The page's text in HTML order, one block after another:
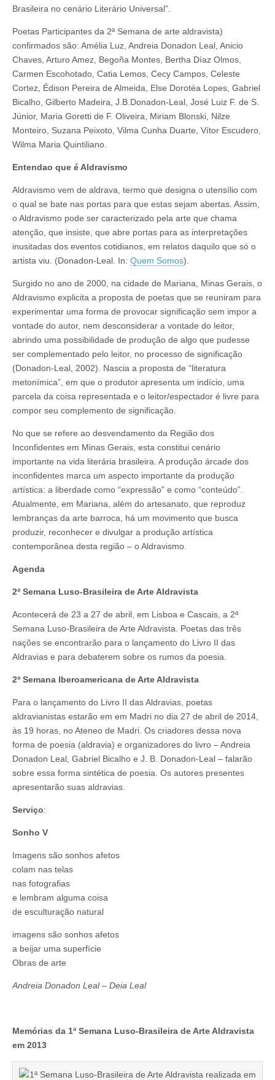
Brasileira no cenário Literário Universal”.
Poetas Participantes da 2ª Semana de arte aldravista)
confirmados são: Amélia Luz, Andreia Donadon Leal, Anicio
Chaves, Arturo Amez, Begoña Montes, Bertha Díaz Olmos,
Carmen Escohotado, Catia Lemos, Cecy Campos, Celeste
Cortez, Édison Pereira de Almeida, Else Dorotéa Lopes, Gabriel
Bicalho, Gilberto Madeira, J.B.Donadon-Leal, José Luiz F. de S.
Júnior, Maria Goretti de F. Oliveira, Miriam Blonski, Nilze
Monteiro, Suzana Peixoto, Vilma Cunha Duarte, Vítor Escudero,
Wilma Maria Quintiliano.
Entendao que é Aldravismo
Aldravismo vem de aldrava, termo que designa o utensílio com
o qual se bate nas portas para que estas sejam abertas. Assim,
o Aldravismo pode ser caracterizado pela arte que chama
atenção, que insiste, que abre portas para as interpretações
inusitadas dos eventos cotidianos, em relatos daquilo que só o
artista viu. (Donadon-Leal. In: Quem Somos).
Surgido no ano de 2000, na cidade de Mariana, Minas Gerais, o
Aldravismo explicita a proposta de poetas que se reuniram para
experimentar uma forma de provocar significação sem impor a
vontade do autor, nem desconsiderar a vontade do leitor,
abrindo uma possibilidade de produção de algo que pudesse
ser complementado pelo leitor, no processo de significação
(Donadon-Leal, 2002). Nascia a proposta de “literatura
metonímica”, em que o produtor apresenta um indício, uma
parcela da coisa representada e o leitor/espectador é livre para
compor seu complemento de significação.
No que se refere ao desvendamento da Região dos
Inconfidentes em Minas Gerais, esta constitui cenário
importante na vida literária brasileira. A produção árcade dos
inconfidentes marca um aspecto importante da produção
artística: a liberdade como “expressão” e como “conteúdo”.
Atualmente, em Mariana, além do artesanato, que reproduz
lembranças da arte barroca, há um movimento que busca
produzir, reconhecer e divulgar a produção artística
contemporânea desta região – o Aldravismo.
Agenda
2ª Semana Luso-Brasileira de Arte Aldravista
Acontecerá de 23 a 27 de abril, em Lisboa e Cascais, a 2ª
Semana Luso-Brasileira de Arte Aldravista. Poetas das três
nações se encontrarão para o lançamento do Livro II das
Aldravias e para debaterem sobre os rumos da poesia.
2ª Semana Iberoamericana de Arte Aldravista
Para o lançamento do Livro II das Aldravias, poetas
aldravianistas estarão em em Madri no dia 27 de abril de 2014,
às 19 horas, no Ateneo de Madri. Os criadores dessa nova
forma de poesia (aldravia) e organizadores do livro – Andreia
Donadon Leal, Gabriel Bicalho e J. B. Donadon-Leal – falarão
sobre essa forma sintética de poesia. Os autores presentes
apresentarão suas aldravias.
Serviço:
Sonho V
Imagens são sonhos afetos
colam nas telas
nas fotografias
e lembram alguma coisa
de esculturação natural
imagens são sonhos afetos
a beijar uma superfície
Obras de arte
Andreia Donadon Leal – Deia Leal
Memórias da 1ª Semana Luso-Brasileira de Arte Aldravista
em 2013